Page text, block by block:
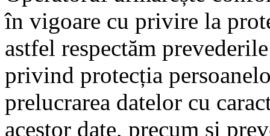
în vigoare cu privire la
astfel respectăm
privind protecția
prelucrarea datelor cu
acestor date, precum și